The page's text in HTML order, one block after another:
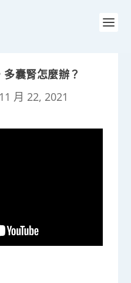
囊腎怎麼辦？
11 月 22, 2021